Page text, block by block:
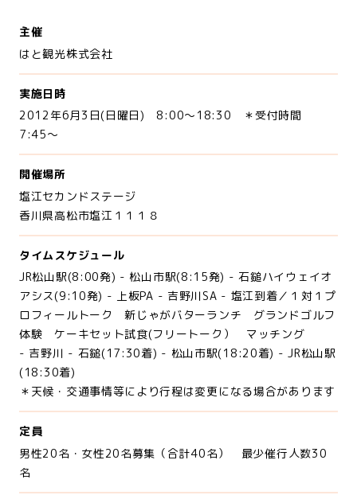
主催
はと観光株式会社
実施日時
2012年6月3日(日曜日) 8:00～18:30 ＊受付時間
7:45～
開催場所
塩江セカンドステージ
香川県高松市塩江１１１８
タイムスケジュール
JR松山駅(8:00発) - 松山市駅(8:15発) - 石鎚ハイウェイオ
アシス(9:10発) - 上板PA - 吉野川SA - 塩江到着／１対１プ
ロフィールトーク 新じゃがバターランチ グランドゴルフ
体験 ケーキセット試食(フリートーク） マッチング
- 吉野川 - 石鎚(17:30着) - 松山市駅(18:20着) - JR松山駅
(18:30着)
＊天候・交通事情等により行程は変更になる場合があります
定員
男性20名・女性20名募集（合計40名） 最少催行人数30
名